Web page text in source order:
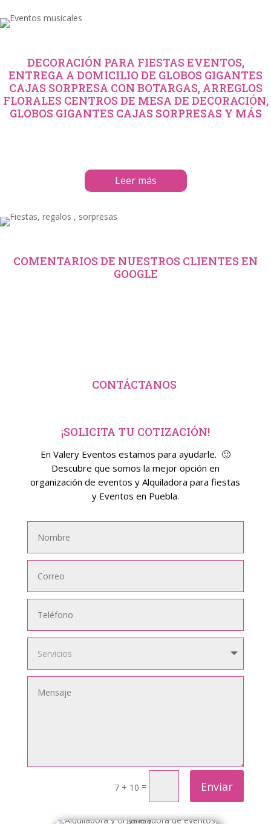
DECORACIÓN PARA FIESTAS EVENTOS,
ENTREGA A DOMICILIO DE GLOBOS GIGANTES
CAJAS SORPRESA CON BOTARGAS, ARREGLOS
FLORALES CENTROS DE MESA DE DECORACIÓN,
GLOBOS GIGANTES CAJAS SORPRESAS Y MÁS
Leer más
COMENTARIOS DE NUESTROS CLIENTES EN
GOOGLE
CONTÁCTANOS
¡SOLICITA TU COTIZACIÓN!
En Valery Eventos estamos para ayudarle. 🙂
Descubre que somos la mejor opción en
organización de eventos y Alquiladora para fiestas
y Eventos en Puebla.
7 + 10 = Enviar